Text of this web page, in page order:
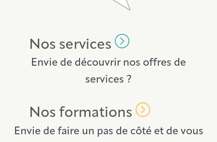
Nos services
Envie de découvrir nos offres de
services ?
Nos formations
Envie de faire un pas de côté et de vous